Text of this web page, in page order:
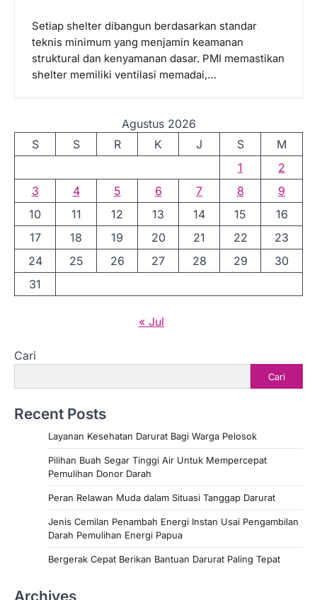
Setiap shelter dibangun berdasarkan standar
teknis minimum yang menjamin keamanan
struktural dan kenyamanan dasar. PMI memastikan
shelter memiliki ventilasi memadai,…
Agustus 2026
S
S R K J S
M
1
2
3
4 5 6 7 8
9
10
11 12 13 14 15
16
17
18 19 20 21 22
23
24
25 26 27 28 29
30
31
« Jul
Cari
Cari
Recent Posts
Layanan Kesehatan Darurat Bagi Warga Pelosok
Pilihan Buah Segar Tinggi Air Untuk Mempercepat
Pemulihan Donor Darah
Peran Relawan Muda dalam Situasi Tanggap Darurat
Jenis Cemilan Penambah Energi Instan Usai Pengambilan
Darah Pemulihan Energi Papua
Bergerak Cepat Berikan Bantuan Darurat Paling Tepat
Archives